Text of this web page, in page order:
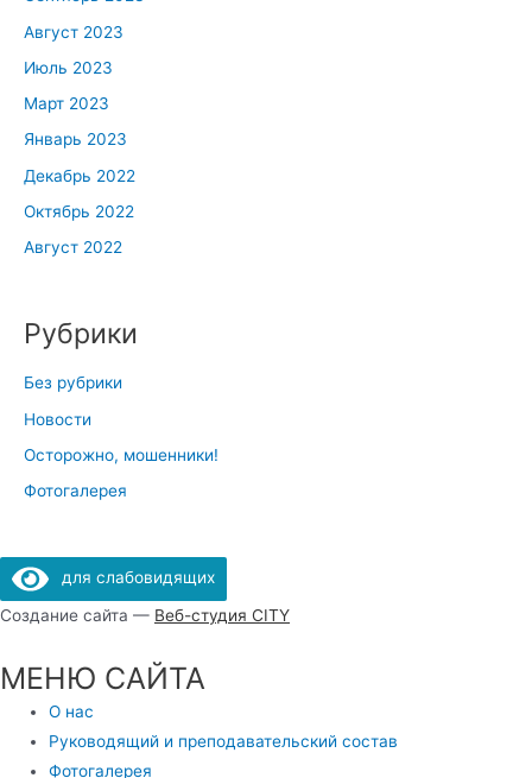
Август 2023
Июль 2023
Март 2023
Январь 2023
Декабрь 2022
Октябрь 2022
Август 2022
Рубрики
Без рубрики
Новости
Осторожно, мошенники!
Фотогалерея
для слабовидящих
Создание сайта — Веб-студия CITY
МЕНЮ САЙТА
О нас
Руководящий и преподавательский состав
Фотогалерея